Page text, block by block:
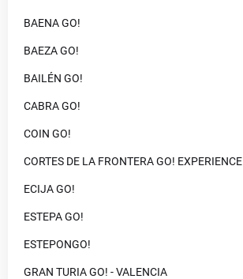
BAENA GO!
BAEZA GO!
BAILÉN GO!
CABRA GO!
COIN GO!
CORTES DE LA FRONTERA GO! EXPERIENCE
ECIJA GO!
ESTEPA GO!
ESTEPONGO!
GRAN TURIA GO! - VALENCIA